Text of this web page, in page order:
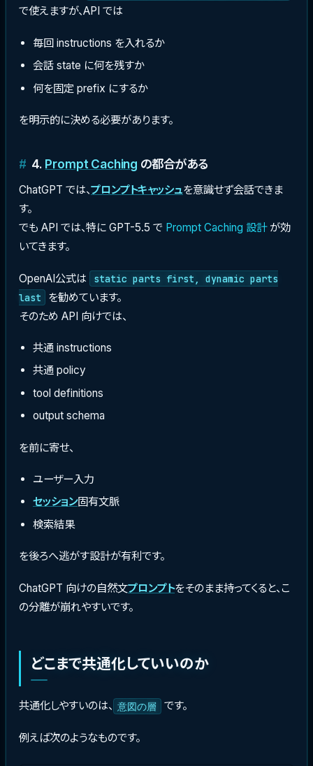
で使えますが、API では
毎回 instructions を入れるか
会話 state に何を残すか
何を固定 prefix にするか
を明示的に決める必要があります。
4. Prompt Caching の都合がある
ChatGPT では、プロンプトキャッシュを意識せず会話できま
す。
でも API では、特に GPT-5.5 で Prompt Caching 設計が効
いてきます。
OpenAI公式は
static parts first, dynamic parts
last
を勧めています。
そのため API 向けでは、
共通 instructions
共通 policy
tool definitions
output schema
を前に寄せ、
ユーザー入力
セッション固有文脈
検索結果
を後ろへ逃がす設計が有利です。
ChatGPT 向けの自然文プロンプトをそのまま持ってくると、こ
の分離が崩れやすいです。
どこまで共通化していいのか
共通化しやすいのは、 意図の層 です。
例えば次のようなものです。